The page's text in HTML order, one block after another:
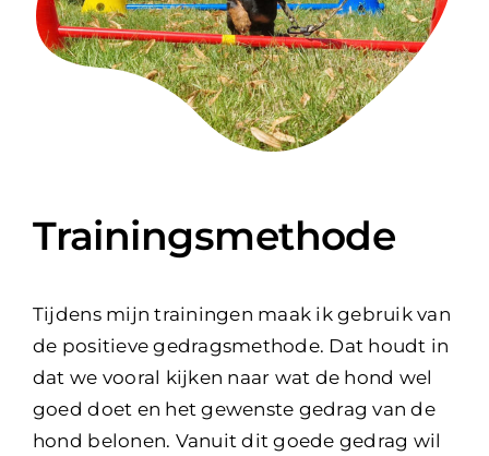
Trainingsmethode
Tijdens mijn trainingen maak ik gebruik van
de positieve gedragsmethode. Dat houdt in
dat we vooral kijken naar wat de hond wel
goed doet en het gewenste gedrag van de
hond belonen. Vanuit dit goede gedrag wil